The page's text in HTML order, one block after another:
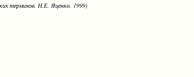
терминов. Н.Е. Яценко. 1999)